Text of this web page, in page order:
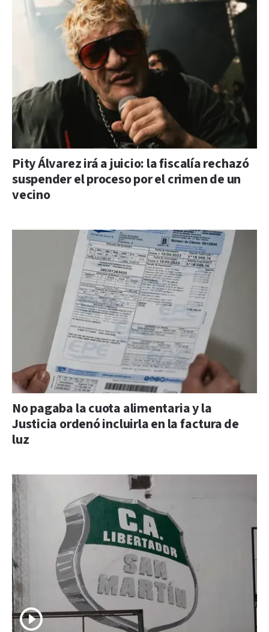
Pity Álvarez irá a juicio: la fiscalía rechazó
suspender el proceso por el crimen de un
vecino
No pagaba la cuota alimentaria y la
Justicia ordenó incluirla en la factura de
luz